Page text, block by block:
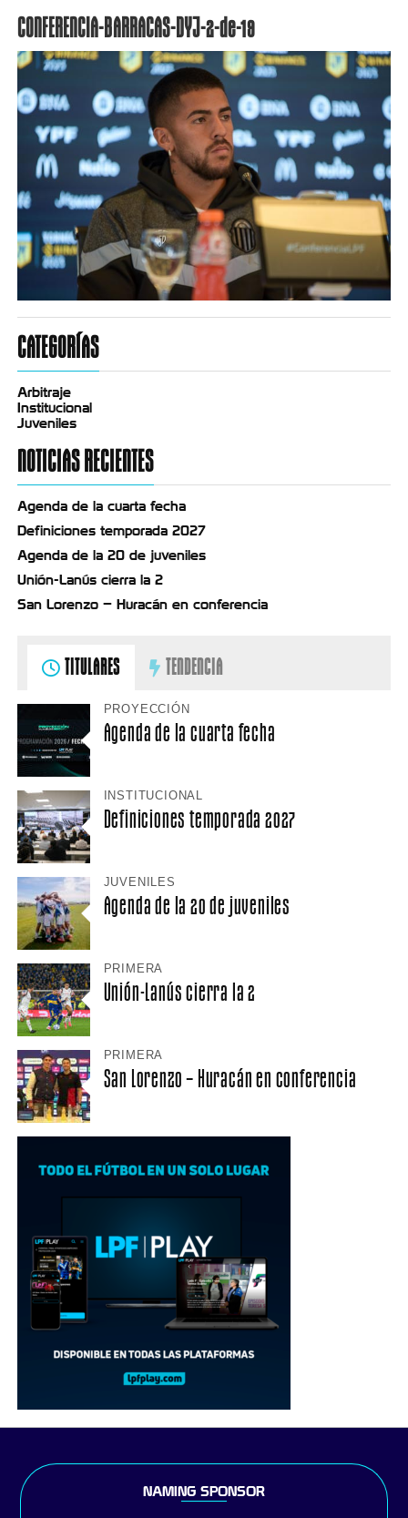
CONFERENCIA-BARRACAS-DYJ-2-de-19
CATEGORÍAS
Arbitraje
Institucional
Juveniles
NOTICIAS RECIENTES
Agenda de la cuarta fecha
Definiciones temporada 2027
Agenda de la 20 de juveniles
Unión-Lanús cierra la 2
San Lorenzo – Huracán en conferencia
TITULARES TENDENCIA
PROYECCIÓN
Agenda de la cuarta fecha
INSTITUCIONAL
Definiciones temporada 2027
JUVENILES
Agenda de la 20 de juveniles
PRIMERA
Unión-Lanús cierra la 2
PRIMERA
San Lorenzo – Huracán en conferencia
NAMING SPONSOR